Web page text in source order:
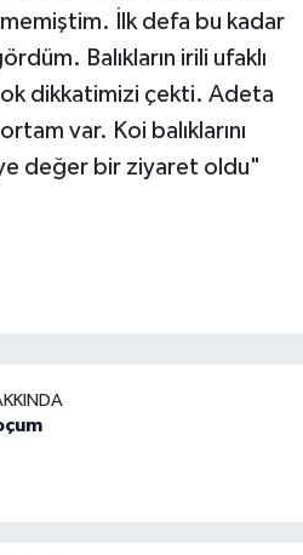
İlk defa bu kadar
Balıkların irili ufaklı
dikkatimizi çekti. Adeta
var. Koi balıklarını
değer bir ziyaret oldu"